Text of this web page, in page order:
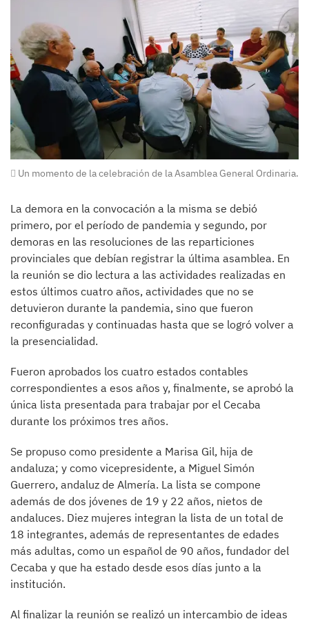
Un momento de la celebración de la Asamblea General Ordinaria.
La demora en la convocación a la misma se debió
primero, por el período de pandemia y segundo, por
demoras en las resoluciones de las reparticiones
provinciales que debían registrar la última asamblea. En
la reunión se dio lectura a las actividades realizadas en
estos últimos cuatro años, actividades que no se
detuvieron durante la pandemia, sino que fueron
reconfiguradas y continuadas hasta que se logró volver a
la presencialidad.
Fueron aprobados los cuatro estados contables
correspondientes a esos años y, finalmente, se aprobó la
única lista presentada para trabajar por el Cecaba
durante los próximos tres años.
Se propuso como presidente a Marisa Gil, hija de
andaluza; y como vicepresidente, a Miguel Simón
Guerrero, andaluz de Almería. La lista se compone
además de dos jóvenes de 19 y 22 años, nietos de
andaluces. Diez mujeres integran la lista de un total de
18 integrantes, además de representantes de edades
más adultas, como un español de 90 años, fundador del
Cecaba y que ha estado desde esos días junto a la
institución.
Al finalizar la reunión se realizó un intercambio de ideas